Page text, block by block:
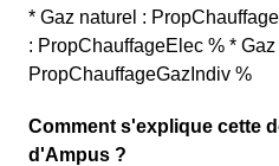
* Gaz naturel :
: PropChauffageElec % *
PropChauffageGazIndiv %
Comment s'explique cette
d'Ampus ?